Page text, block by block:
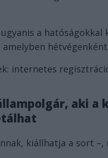
a
internetes
aki a
kiállhatja a sort